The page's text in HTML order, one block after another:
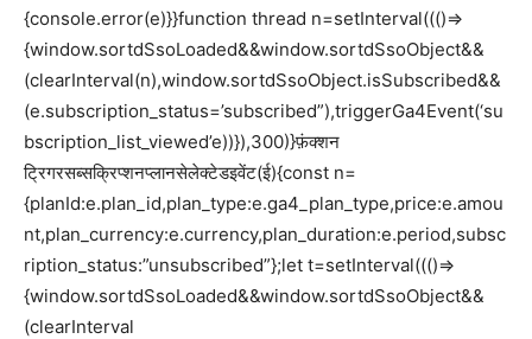
{console.error(e)}}function thread n=setInterval((()=>
{window.sortdSsoLoaded&&window.sortdSsoObject&&
(clearInterval(n),window.sortdSsoObject.isSubscribed&&
(e.subscription_status=’subscribed”),triggerGa4Event(‘su
bscription_list_viewed’e))}),300)}फ़ंक्शन
ट्रिगरसब्सक्रिप्शनप्लानसेलेक्टेडइवेंट(ई){const n=
{planId:e.plan_id,plan_type:e.ga4_plan_type,price:e.amou
nt,plan_currency:e.currency,plan_duration:e.period,subsc
ription_status:”unsubscribed”};let t=setInterval((()=>
{window.sortdSsoLoaded&&window.sortdSsoObject&&
(clearInterval